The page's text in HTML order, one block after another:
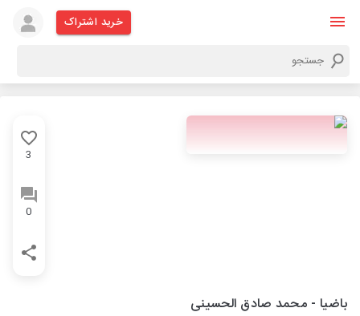
خرید اشتراک
3
0
باضیا - محمد صادق الحسینی